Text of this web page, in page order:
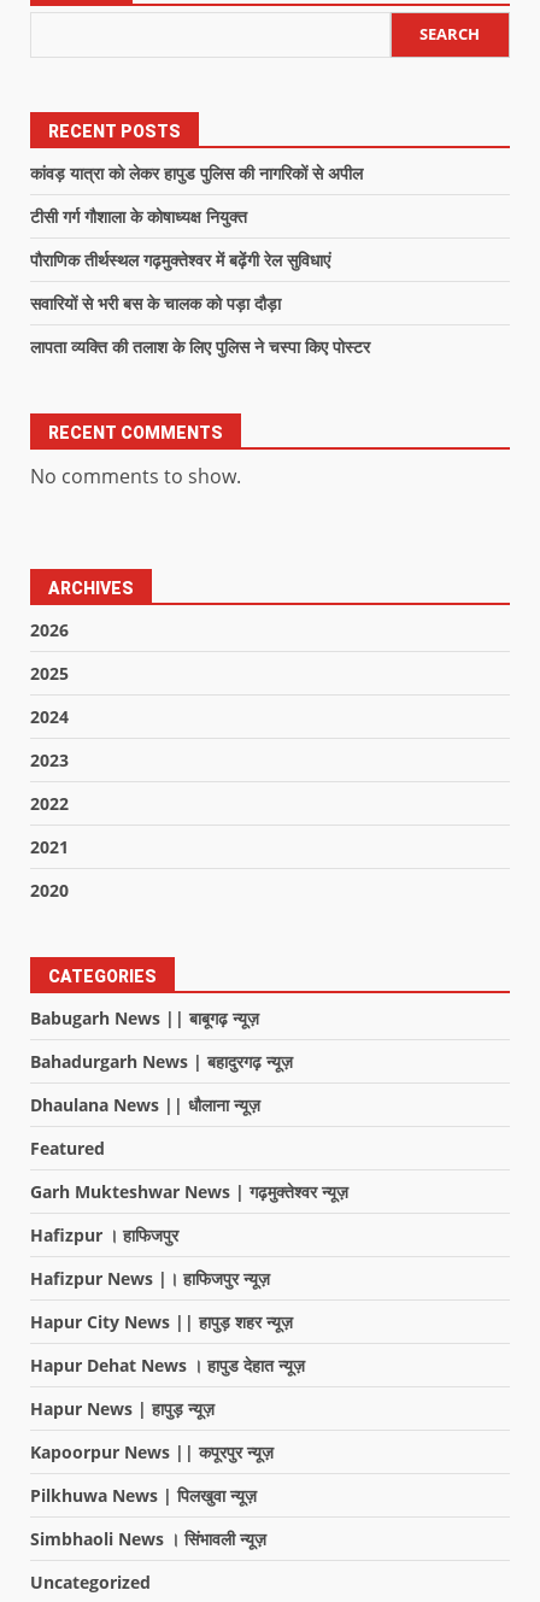
SEARCH
RECENT POSTS
कांवड़ यात्रा को लेकर हापुड पुलिस की नागरिकों से अपील
टीसी गर्ग गौशाला के कोषाध्यक्ष नियुक्त
पौराणिक तीर्थस्थल गढ़मुक्तेश्वर में बढ़ेंगी रेल सुविधाएं
सवारियों से भरी बस के चालक को पड़ा दौड़ा
लापता व्यक्ति की तलाश के लिए पुलिस ने चस्पा किए पोस्टर
RECENT COMMENTS
No comments to show.
ARCHIVES
2026
2025
2024
2023
2022
2021
2020
CATEGORIES
Babugarh News || बाबूगढ़ न्यूज़
Bahadurgarh News | बहादुरगढ़ न्यूज़
Dhaulana News || धौलाना न्यूज़
Featured
Garh Mukteshwar News | गढ़मुक्तेश्वर न्यूज़
Hafizpur । हाफिजपुर
Hafizpur News |। हाफिजपुर न्यूज़
Hapur City News || हापुड़ शहर न्यूज़
Hapur Dehat News । हापुड देहात न्यूज़
Hapur News | हापुड़ न्यूज़
Kapoorpur News || कपूरपुर न्यूज़
Pilkhuwa News | पिलखुवा न्यूज़
Simbhaoli News । सिंभावली न्यूज़
Uncategorized